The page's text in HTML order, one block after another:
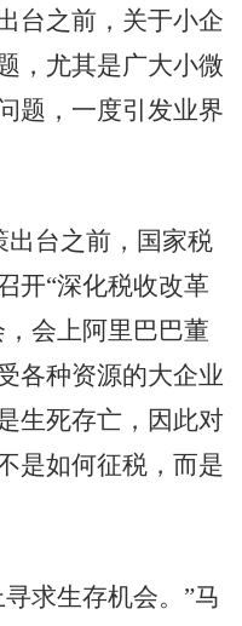
之前，关于小企
，尤其是广大小微
题，一度引发业界
台之前，国家税
开“深化税收改革
会上阿里巴巴董
各种资源的大企业
生死存亡，因此对
是如何征税，而是
求生存机会。”马